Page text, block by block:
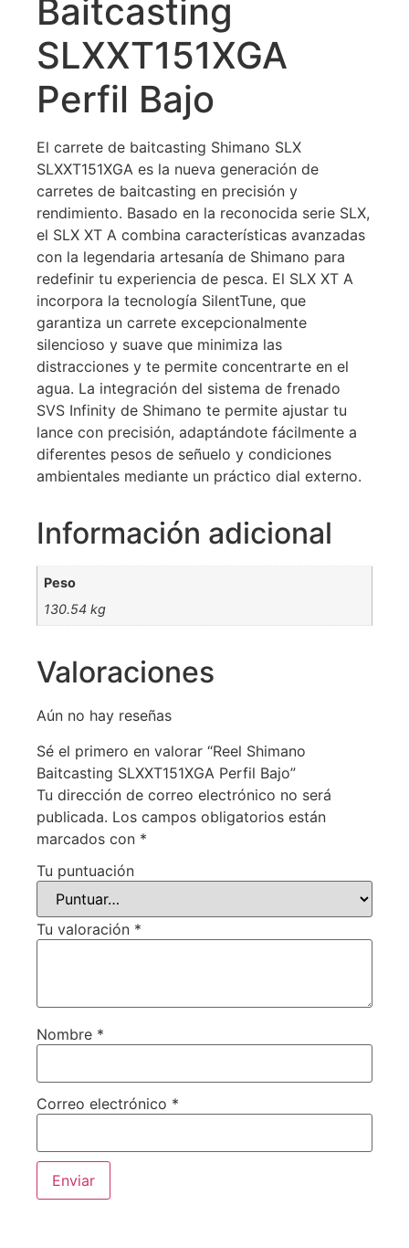
Baitcasting
SLXXT151XGA
Perfil Bajo
El carrete de baitcasting Shimano SLX
SLXXT151XGA es la nueva generación de
carretes de baitcasting en precisión y
rendimiento. Basado en la reconocida serie SLX,
el SLX XT A combina características avanzadas
con la legendaria artesanía de Shimano para
redefinir tu experiencia de pesca. El SLX XT A
incorpora la tecnología SilentTune, que
garantiza un carrete excepcionalmente
silencioso y suave que minimiza las
distracciones y te permite concentrarte en el
agua. La integración del sistema de frenado
SVS Infinity de Shimano te permite ajustar tu
lance con precisión, adaptándote fácilmente a
diferentes pesos de señuelo y condiciones
ambientales mediante un práctico dial externo.
Información adicional
Peso
130.54 kg
Valoraciones
Aún no hay reseñas
Sé el primero en valorar “Reel Shimano
Baitcasting SLXXT151XGA Perfil Bajo”
Tu dirección de correo electrónico no será
publicada. Los campos obligatorios están
marcados con *
Tu puntuación
Tu valoración *
Nombre *
Correo electrónico *